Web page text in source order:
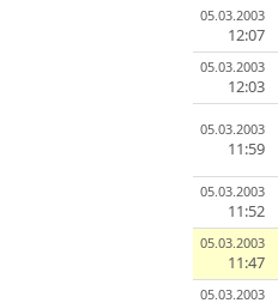
05.03.2003
12:07
05.03.2003
12:03
05.03.2003
11:59
05.03.2003
11:52
05.03.2003
11:47
05.03.2003